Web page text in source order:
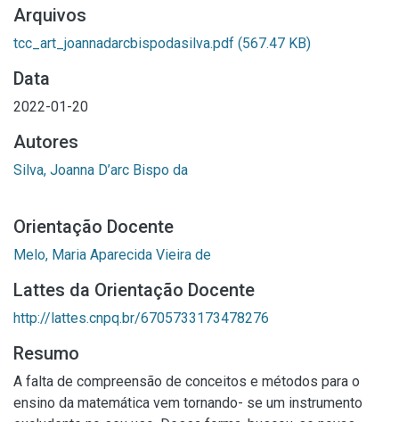
Arquivos
tcc_art_joannadarcbispodasilva.pdf (567.47 KB)
Data
2022-01-20
Autores
Silva, Joanna D’arc Bispo da
Orientação Docente
Melo, Maria Aparecida Vieira de
Lattes da Orientação Docente
http://lattes.cnpq.br/6705733173478276
Resumo
A falta de compreensão de conceitos e métodos para o
ensino da matemática vem tornando- se um instrumento